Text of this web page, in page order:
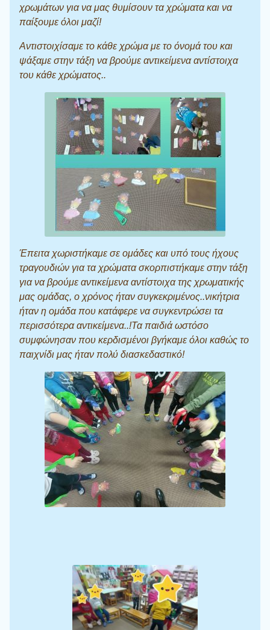
χρωμάτων για να μας θυμίσουν τα χρώματα και να
παίξουμε όλοι μαζί!
Αντιστοιχίσαμε το κάθε χρώμα με το όνομά του και
ψάξαμε στην τάξη να βρούμε αντικείμενα αντίστοιχα
του κάθε χρώματος..
Έπειτα χωριστήκαμε σε ομάδες και υπό τους ήχους
τραγουδιών για τα χρώματα σκορπιστήκαμε στην τάξη
για να βρούμε αντικείμενα αντίστοιχα της χρωματικής
μας ομάδας, ο χρόνος ήταν συγκεκριμένος..νικήτρια
ήταν η ομάδα που κατάφερε να συγκεντρώσει τα
περισσότερα αντικείμενα..!Τα παιδιά ωστόσο
συμφώνησαν που κερδισμένοι βγήκαμε όλοι καθώς το
παιχνίδι μας ήταν πολύ διασκεδαστικό!